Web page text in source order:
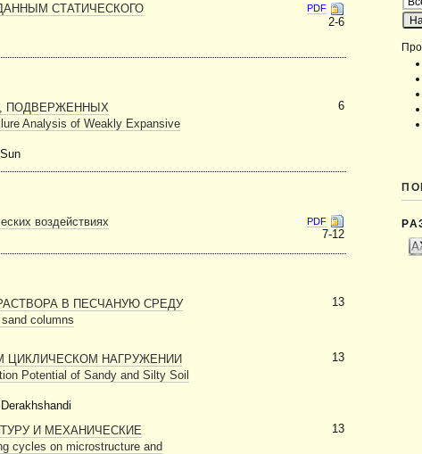
СТАТИЧЕСКОГО
PDF
2-6
ПОДВЕРЖЕННЫХ
Analysis of Weakly Expansive
6
воздействиях
PDF
7-12
В ПЕСЧАНУЮ СРЕДУ
columns
13
ЦИКЛИЧЕСКОМ НАГРУЖЕНИИ
Potential of Sandy and Silty Soil
13
И МЕХАНИЧЕСКИЕ
on microstructure and
13